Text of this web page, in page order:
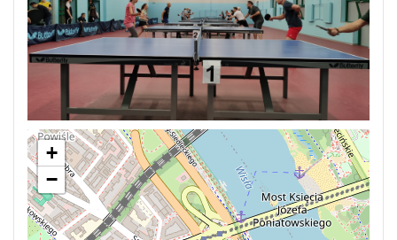
+
−